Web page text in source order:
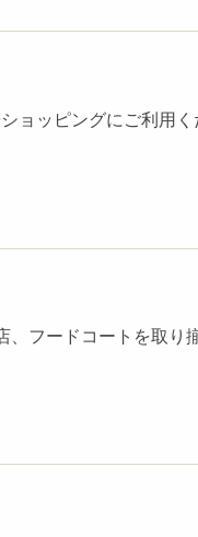
ョッピングにご利用く
、フードコートを取り